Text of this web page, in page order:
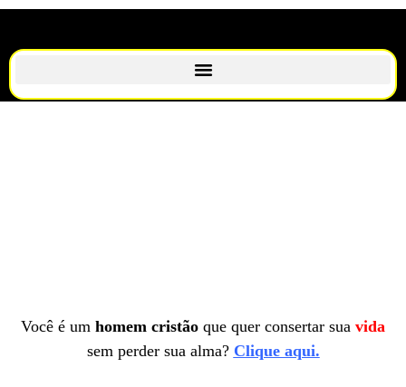
Você é um homem cristão que quer consertar sua vida
sem perder sua alma? Clique aqui.